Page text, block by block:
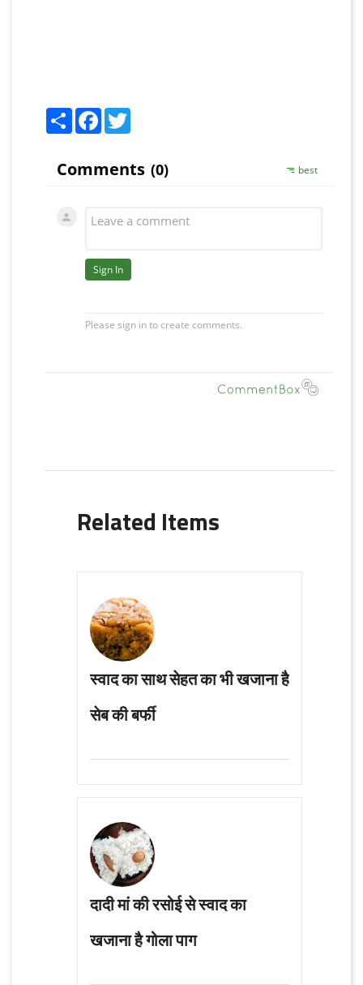
Share Facebook
Related Items
स्वाद का साथ सेहत का भी खजाना है
सेब की बर्फी
दादी मां की रसोई से स्वाद का
खजाना है गोला पाग